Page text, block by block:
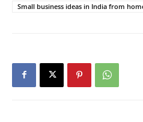
Small business ideas in India from